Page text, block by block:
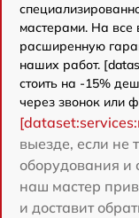
мастерами. На все
расширенную
наших работ.
стоить на -15%
через звонок или
выезде, если не
оборудования и
наш мастер
и доставит